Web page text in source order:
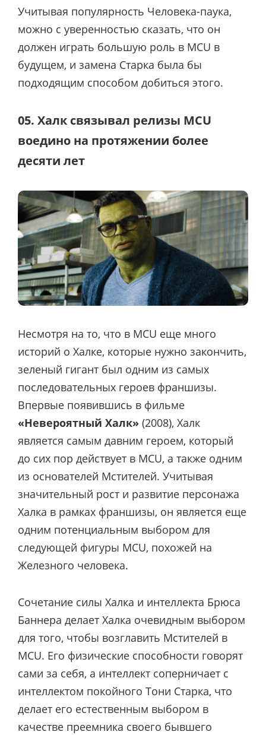
Учитывая популярность Человека-паука,
можно с уверенностью сказать, что он
должен играть большую роль в MCU в
будущем, и замена Старка была бы
подходящим способом добиться этого.
05. Халк связывал релизы MCU
воедино на протяжении более
десяти лет
Несмотря на то, что в MCU еще много
историй о Халке, которые нужно закончить,
зеленый гигант был одним из самых
последовательных героев франшизы.
Впервые появившись в фильме
«Невероятный Халк» (2008), Халк
является самым давним героем, который
до сих пор действует в MCU, а также одним
из основателей Мстителей. Учитывая
значительный рост и развитие персонажа
Халка в рамках франшизы, он является еще
одним потенциальным выбором для
следующей фигуры MCU, похожей на
Железного человека.
Сочетание силы Халка и интеллекта Брюса
Баннера делает Халка очевидным выбором
для того, чтобы возглавить Мстителей в
MCU. Его физические способности говорят
сами за себя, а интеллект соперничает с
интеллектом покойного Тони Старка, что
делает его естественным выбором в
качестве преемника своего бывшего